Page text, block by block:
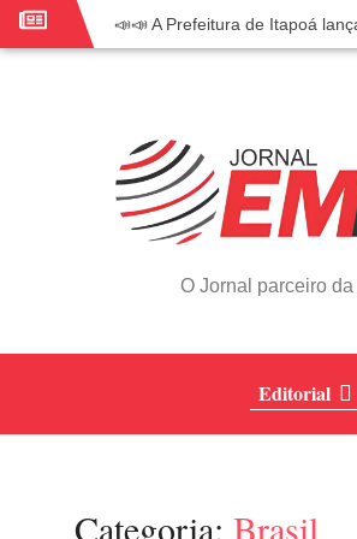
📣📣 A Prefeitura de Itapoá
Workshop sobre atendimento
Workshop “Modelo Disney de
Votação dos Concursos de
Você sabe o que é eritema?
O Jornal parceiro
Editorial
Categoria: Brasil